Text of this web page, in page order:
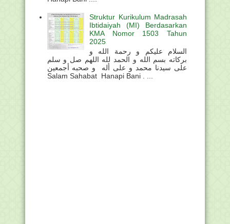
Struktur Kurikulum Madrasah
Ibtidaiyah (MI) Berdasarkan
KMA Nomor 1503 Tahun
2025
السلام عليكم و رحمة الله و
بركاته بسم الله و الحمد لله اللهم صل و سلم
على سيدنا محمد و على أله و صحبه أجمعين
Salam Sahabat Hanapi Bani . ...